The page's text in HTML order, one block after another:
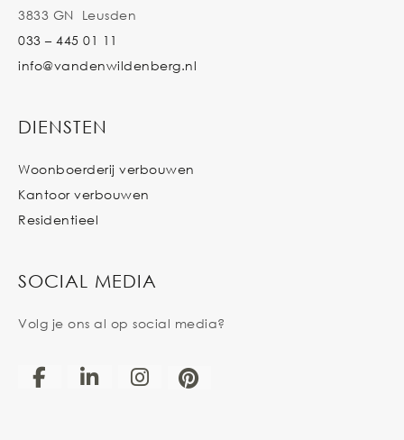
3833 GN Leusden
033 – 445 01 11
info@vandenwildenberg.nl
DIENSTEN
Woonboerderij verbouwen
Kantoor verbouwen
Residentieel
SOCIAL MEDIA
Volg je ons al op social media?